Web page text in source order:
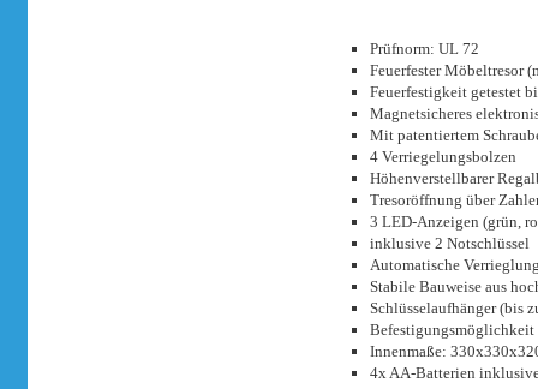
Prüfnorm: UL 72
Feuerfester Möbeltresor
Feuerfestigkeit getestet
Magnetsicheres
Mit patentiertem
4 Verriegelungsbolzen
Höhenverstellbarer
Tresoröffnung über
3 LED-Anzeigen (grün,
inklusive 2 Notschlüssel
Automatische
Stabile Bauweise aus
Schlüsselaufhänger (bis
Befestigungsmöglichkeit
Innenmaße:
4x AA-Batterien